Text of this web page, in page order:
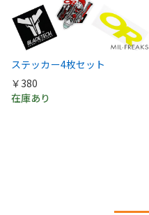
ステッカー4枚セット
￥380
在庫あり